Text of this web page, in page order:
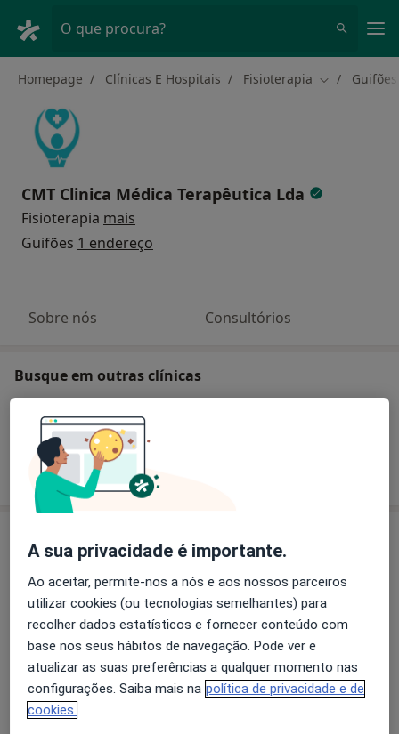
O que procura?
Homepage Clínicas E Hospitais Fisioterapia Mudar de
Guifões
CMT Clinica Médica Terapêutica Lda
Fisioterapia mais
Guifões 1 endereço
Sobre nós Consultórios
Busque em outras clínicas
Fisioterapeuta
Pesquisar outra especialidade
A CMT – Clínica Médica e Terapêutica, em Guifões,
Matosinhos (Porto), é uma referência em cuidados de
saúde integrados no Grande Porto, oferecendo
serviços especializados para crianças e adultos, num
único espaço.
Disponibilizamos Fisioterapia em Matosinhos,
Psicologia (criança e adulto), Terapia da Fala, Terapia
A sua privacidade é importante.
Ao aceitar, permite-nos a nós e aos nossos parceiros
utilizar cookies (ou tecnologias semelhantes) para
recolher dados estatísticos e fornecer conteúdo com
base nos seus hábitos de navegação. Pode ver e
atualizar as suas preferências a qualquer momento nas
configurações. Saiba mais na política de privacidade e de
cookies.